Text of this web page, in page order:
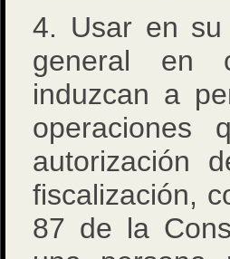
4. Usar en
general en
induzcan a
operaciones
autorización
fiscalización,
87 de la